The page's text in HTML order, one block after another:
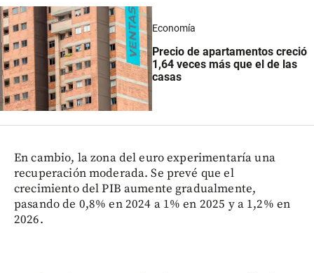
Economía
Precio de apartamentos creció
1,64 veces más que el de las
casas
En cambio, la zona del euro experimentaría una
recuperación moderada. Se prevé que el
crecimiento del PIB aumente gradualmente,
pasando de 0,8% en 2024 a 1% en 2025 y a 1,2% en
2026.